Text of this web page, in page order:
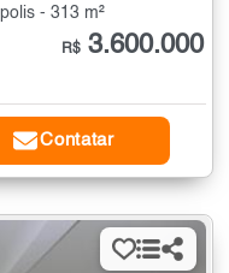
- 313 m²
R$ 3.600.000
Contatar